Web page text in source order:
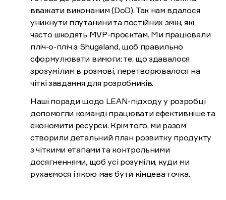
вважати виконаним (DoD). Так нам вдалося
уникнути плутанини та постійних змін, які
часто шкодять MVP-проєктам. Ми працювали
пліч-о-пліч з Shugaland, щоб правильно
сформулювати вимоги: те, що здавалося
зрозумілим в розмові, перетворювалося на
чіткі завдання для розробників.
Наші поради щодо LEAN-підходу у розробці
допомогли команді працювати ефективніше та
економити ресурси. Крім того, ми разом
створили детальний план розвитку продукту
з чіткими етапами та контрольними
досягненнями, щоб усі розуміли, куди ми
рухаємося і якою має бути кінцева точка.